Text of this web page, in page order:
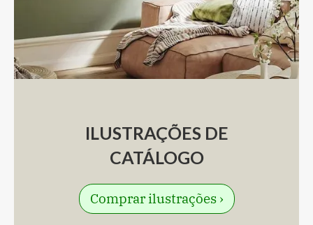
ILUSTRAÇÕES DE
CATÁLOGO
Comprar ilustrações ›